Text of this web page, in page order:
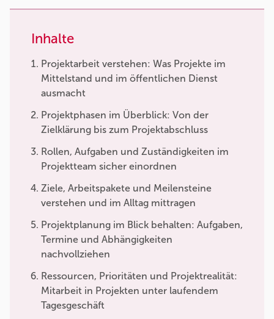
Inhalte
Projektarbeit verstehen: Was Projekte im
Mittelstand und im öffentlichen Dienst
ausmacht
Projektphasen im Überblick: Von der
Zielklärung bis zum Projektabschluss
Rollen, Aufgaben und Zuständigkeiten im
Projektteam sicher einordnen
Ziele, Arbeitspakete und Meilensteine
verstehen und im Alltag mittragen
Projektplanung im Blick behalten: Aufgaben,
Termine und Abhängigkeiten
nachvollziehen
Ressourcen, Prioritäten und Projektrealität:
Mitarbeit in Projekten unter laufendem
Tagesgeschäft